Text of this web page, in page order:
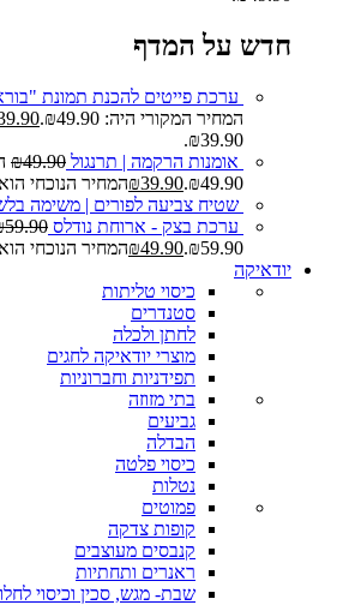
חדש על המדף
ערכת פייטים להכנת תמונת
המחיר המקורי היה: ₪49.90.
₪39.90.
אומנות הרקמה | תרנגול
₪49.90
₪49.90.
₪39.90
המחיר הנוכחי הוא:
שטיח צביעה לפורים | משימה
ערכת בצק - ארוחת נודלס 59.90
₪59.90.
₪49.90
המחיר הנוכחי הוא:
יודאיקה
כיסוי טליתות
סטנדרים
לחתן ולכלה
מוצרי יודאיקה לחגים
תפידניות וחברוניות
בתי מזוזה
גביעים
הבדלה
כיסוי פלטה
נטלות
פמוטים
קופות צדקה
קנבסים מעוצבים
ראנרים ותחתיות
שבת- מגש, סכין וכיסוי